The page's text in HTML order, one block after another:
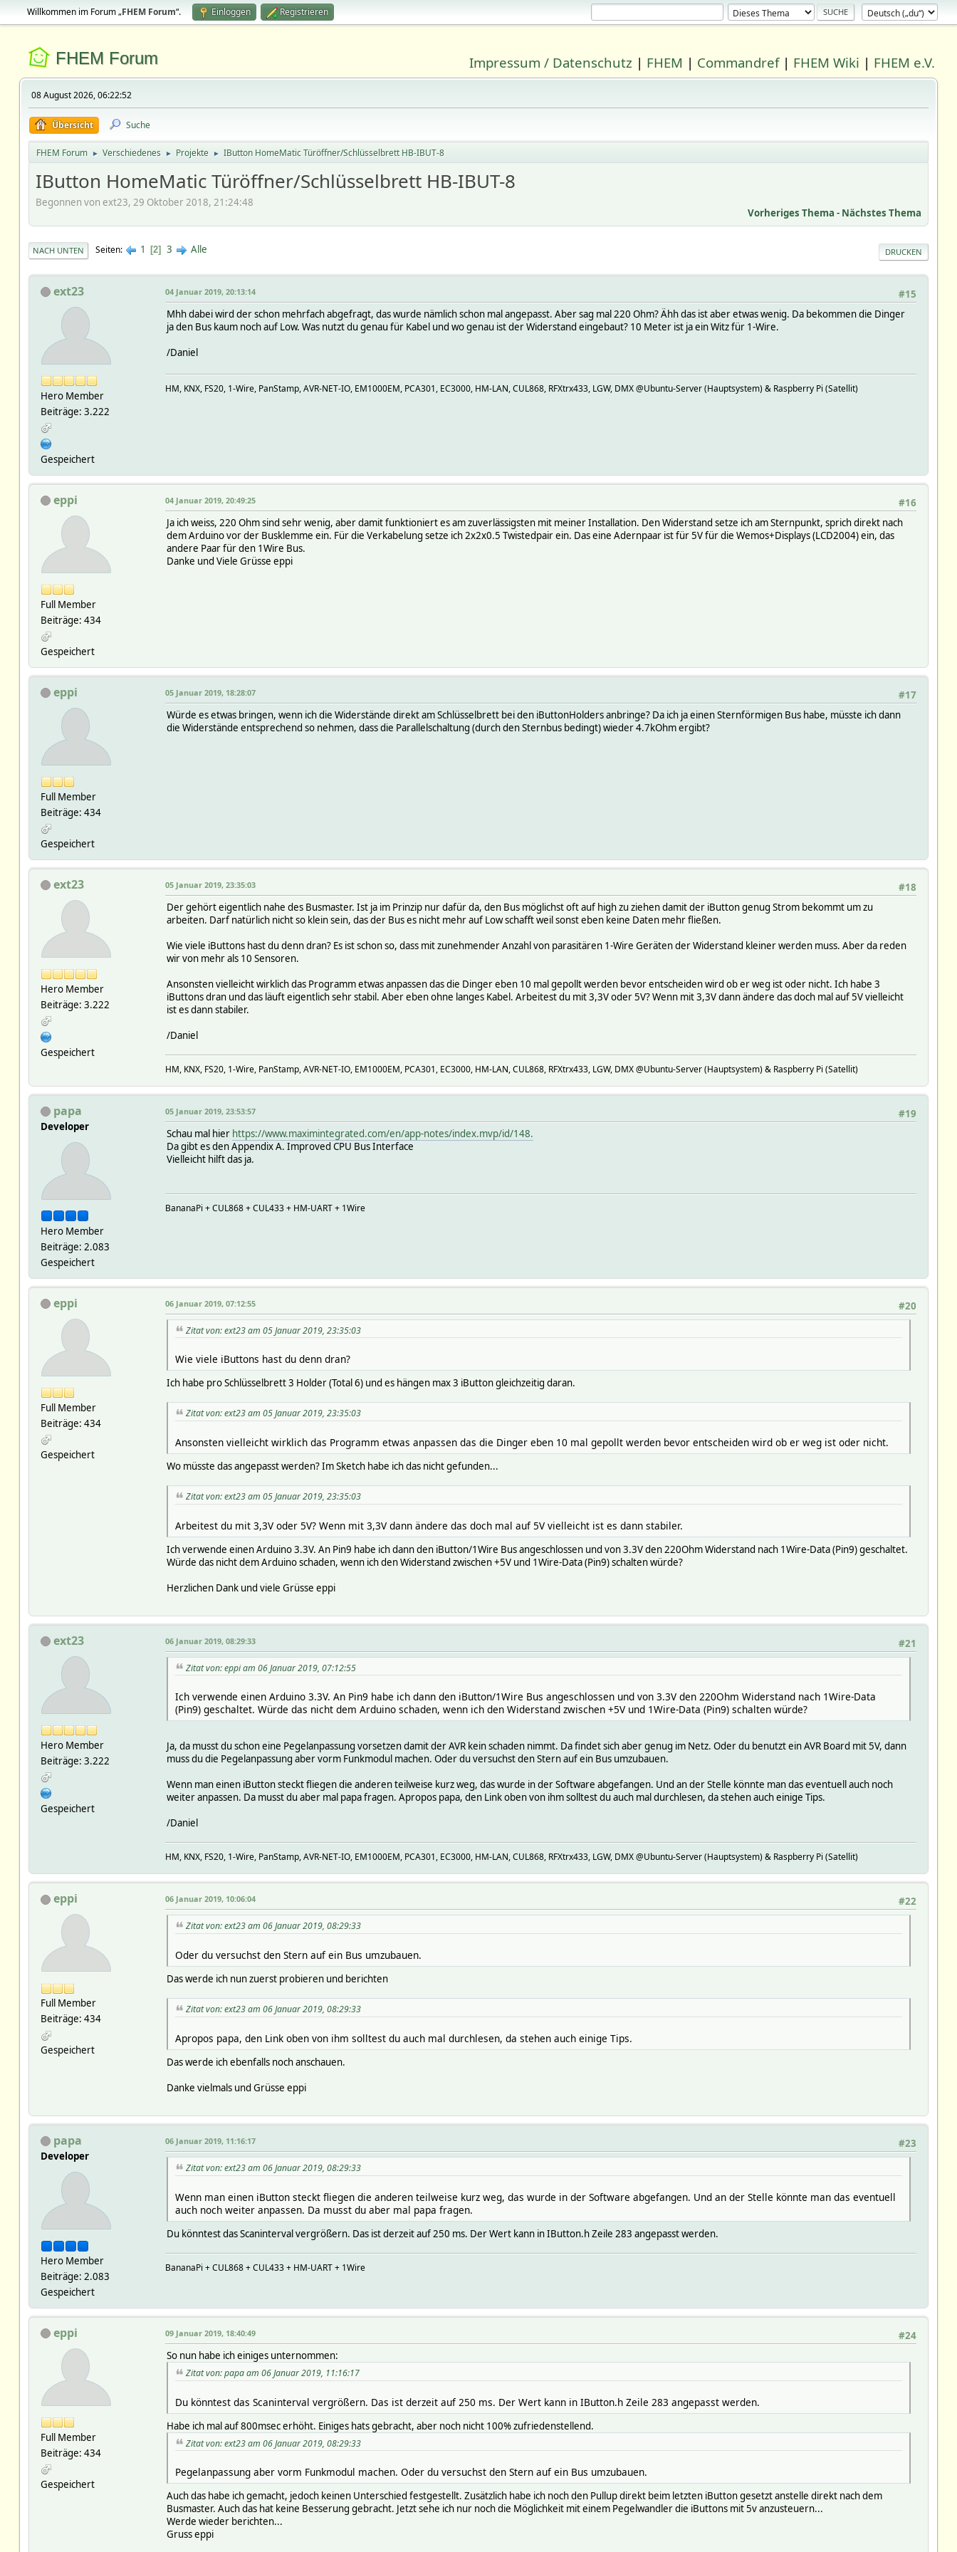
Willkommen im Forum „FHEM Forum“. Einloggen Registrieren
FHEM Forum Impressum / Datenschutz | FHEM | Commandref| FHEM Wiki | FHEM e.V.
08 August 2026, 06:22:52
Übersicht Suche
FHEM Forum ► Verschiedenes ► Projekte ► IButton HomeMatic Türöffner/Schlüsselbrett HB-IBUT-8
IButton HomeMatic Türöffner/Schlüsselbrett HB-IBUT-8
Begonnen von ext23, 29 Oktober 2018, 21:24:48
Vorheriges Thema - Nächstes Thema
DRUCKEN
NACH UNTEN Seiten 1 2 3 Alle
ext23
Hero Member
Beiträge: 3.222
Gespeichert
#15
04 Januar 2019, 20:13:14
Mhh dabei wird der schon mehrfach abgefragt, das wurde nämlich schon mal angepasst. Aber sag mal 220 Ohm? Ähh das ist aber etwas wenig. Da bekommen die Dinger
ja den Bus kaum noch auf Low. Was nutzt du genau für Kabel und wo genau ist der Widerstand eingebaut? 10 Meter ist ja ein Witz für 1-Wire.
/Daniel
HM, KNX, FS20, 1-Wire, PanStamp, AVR-NET-IO, EM1000EM, PCA301, EC3000, HM-LAN, CUL868, RFXtrx433, LGW, DMX @Ubuntu-Server (Hauptsystem) & Raspberry Pi (Satellit)
eppi
Full Member
Beiträge: 434
Gespeichert
#16
04 Januar 2019, 20:49:25
Ja ich weiss, 220 Ohm sind sehr wenig, aber damit funktioniert es am zuverlässigsten mit meiner Installation. Den Widerstand setze ich am Sternpunkt, sprich direkt nach
dem Arduino vor der Busklemme ein. Für die Verkabelung setze ich 2x2x0.5 Twistedpair ein. Das eine Adernpaar ist für 5V für die Wemos+Displays (LCD2004) ein, das
andere Paar für den 1Wire Bus.
Danke und Viele Grüsse eppi
eppi
Full Member
Beiträge: 434
Gespeichert
#17
05 Januar 2019, 18:28:07
Würde es etwas bringen, wenn ich die Widerstände direkt am Schlüsselbrett bei den iButtonHolders anbringe? Da ich ja einen Sternförmigen Bus habe, müsste ich dann
die Widerstände entsprechend so nehmen, dass die Parallelschaltung (durch den Sternbus bedingt) wieder 4.7kOhm ergibt?
ext23
Hero Member
Beiträge: 3.222
Gespeichert
#18
05 Januar 2019, 23:35:03
Der gehört eigentlich nahe des Busmaster. Ist ja im Prinzip nur dafür da, den Bus möglichst oft auf high zu ziehen damit der iButton genug Strom bekommt um zu
arbeiten. Darf natürlich nicht so klein sein, das der Bus es nicht mehr auf Low schafft weil sonst eben keine Daten mehr fließen.
Wie viele iButtons hast du denn dran? Es ist schon so, dass mit zunehmender Anzahl von parasitären 1-Wire Geräten der Widerstand kleiner werden muss. Aber da reden
wir von mehr als 10 Sensoren.
Ansonsten vielleicht wirklich das Programm etwas anpassen das die Dinger eben 10 mal gepollt werden bevor entscheiden wird ob er weg ist oder nicht. Ich habe 3
iButtons dran und das läuft eigentlich sehr stabil. Aber eben ohne langes Kabel. Arbeitest du mit 3,3V oder 5V? Wenn mit 3,3V dann ändere das doch mal auf 5V vielleicht
ist es dann stabiler.
/Daniel
HM, KNX, FS20, 1-Wire, PanStamp, AVR-NET-IO, EM1000EM, PCA301, EC3000, HM-LAN, CUL868, RFXtrx433, LGW, DMX @Ubuntu-Server (Hauptsystem) & Raspberry Pi (Satellit)
papa
Developer
Hero Member
Beiträge: 2.083
Gespeichert
#19
05 Januar 2019, 23:53:57
Schau mal hier https://www.maximintegrated.com/en/app-notes/index.mvp/id/148.
Da gibt es den Appendix A. Improved CPU Bus Interface
Vielleicht hilft das ja.
BananaPi + CUL868 + CUL433 + HM-UART + 1Wire
eppi
Full Member
Beiträge: 434
Gespeichert
#20
06 Januar 2019, 07:12:55
Zitat von: ext23 am 05 Januar 2019, 23:35:03
Wie viele iButtons hast du denn dran?
Ich habe pro Schlüsselbrett 3 Holder (Total 6) und es hängen max 3 iButton gleichzeitig daran.
Zitat von: ext23 am 05 Januar 2019, 23:35:03
Ansonsten vielleicht wirklich das Programm etwas anpassen das die Dinger eben 10 mal gepollt werden bevor entscheiden wird ob er weg ist oder nicht.
Wo müsste das angepasst werden? Im Sketch habe ich das nicht gefunden...
Zitat von: ext23 am 05 Januar 2019, 23:35:03
Arbeitest du mit 3,3V oder 5V? Wenn mit 3,3V dann ändere das doch mal auf 5V vielleicht ist es dann stabiler.
Ich verwende einen Arduino 3.3V. An Pin9 habe ich dann den iButton/1Wire Bus angeschlossen und von 3.3V den 220Ohm Widerstand nach 1Wire-Data (Pin9) geschaltet.
Würde das nicht dem Arduino schaden, wenn ich den Widerstand zwischen +5V und 1Wire-Data (Pin9) schalten würde?
Herzlichen Dank und viele Grüsse eppi
ext23
Hero Member
Beiträge: 3.222
Gespeichert
#21
06 Januar 2019, 08:29:33
Zitat von: eppi am 06 Januar 2019, 07:12:55
Ich verwende einen Arduino 3.3V. An Pin9 habe ich dann den iButton/1Wire Bus angeschlossen und von 3.3V den 220Ohm Widerstand nach 1Wire-Data
(Pin9) geschaltet. Würde das nicht dem Arduino schaden, wenn ich den Widerstand zwischen +5V und 1Wire-Data (Pin9) schalten würde?
Ja, da musst du schon eine Pegelanpassung vorsetzen damit der AVR kein schaden nimmt. Da findet sich aber genug im Netz. Oder du benutzt ein AVR Board mit 5V, dann
muss du die Pegelanpassung aber vorm Funkmodul machen. Oder du versuchst den Stern auf ein Bus umzubauen.
Wenn man einen iButton steckt fliegen die anderen teilweise kurz weg, das wurde in der Software abgefangen. Und an der Stelle könnte man das eventuell auch noch
weiter anpassen. Da musst du aber mal papa fragen. Apropos papa, den Link oben von ihm solltest du auch mal durchlesen, da stehen auch einige Tips.
/Daniel
HM, KNX, FS20, 1-Wire, PanStamp, AVR-NET-IO, EM1000EM, PCA301, EC3000, HM-LAN, CUL868, RFXtrx433, LGW, DMX @Ubuntu-Server (Hauptsystem) & Raspberry Pi (Satellit)
eppi
Full Member
Beiträge: 434
Gespeichert
#22
06 Januar 2019, 10:06:04
Zitat von: ext23 am 06 Januar 2019, 08:29:33
Oder du versuchst den Stern auf ein Bus umzubauen.
Das werde ich nun zuerst probieren und berichten
Zitat von: ext23 am 06 Januar 2019, 08:29:33
Apropos papa, den Link oben von ihm solltest du auch mal durchlesen, da stehen auch einige Tips.
Das werde ich ebenfalls noch anschauen.
Danke vielmals und Grüsse eppi
papa
Developer
Hero Member
Beiträge: 2.083
Gespeichert
#23
06 Januar 2019, 11:16:17
Zitat von: ext23 am 06 Januar 2019, 08:29:33
Wenn man einen iButton steckt fliegen die anderen teilweise kurz weg, das wurde in der Software abgefangen. Und an der Stelle könnte man das eventuell
auch noch weiter anpassen. Da musst du aber mal papa fragen.
Du könntest das Scaninterval vergrößern. Das ist derzeit auf 250 ms. Der Wert kann in IButton.h Zeile 283 angepasst werden.
BananaPi + CUL868 + CUL433 + HM-UART + 1Wire
eppi
Full Member
Beiträge: 434
Gespeichert
#24
09 Januar 2019, 18:40:49
So nun habe ich einiges unternommen:
Zitat von: papa am 06 Januar 2019, 11:16:17
Du könntest das Scaninterval vergrößern. Das ist derzeit auf 250 ms. Der Wert kann in IButton.h Zeile 283 angepasst werden.
Habe ich mal auf 800msec erhöht. Einiges hats gebracht, aber noch nicht 100% zufriedenstellend.
Zitat von: ext23 am 06 Januar 2019, 08:29:33
Pegelanpassung aber vorm Funkmodul machen. Oder du versuchst den Stern auf ein Bus umzubauen.
Auch das habe ich gemacht, jedoch keinen Unterschied festgestellt. Zusätzlich habe ich noch den Pullup direkt beim letzten iButton gesetzt anstelle direkt nach dem
Busmaster. Auch das hat keine Besserung gebracht. Jetzt sehe ich nur noch die Möglichkeit mit einem Pegelwandler die iButtons mit 5v anzusteuern...
Werde wieder berichten...
Gruss eppi